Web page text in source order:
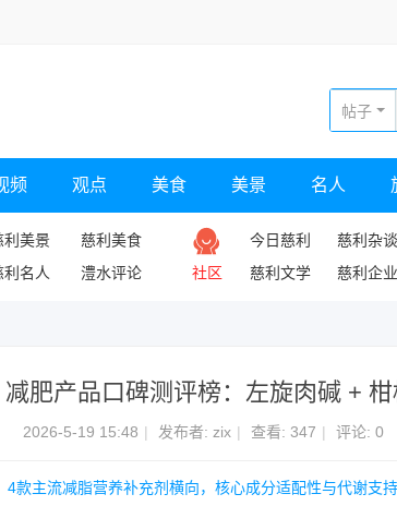
帖子
频 观点 美食 美景 名人
利美景
慈利美食
利名人 澧水评论 社区
今日慈利 慈利杂谈
慈利文学
慈利企业
肥产品口碑测评榜：左旋肉碱 +
2026-5-19 15:48 | 发布者: zix | 查看: 347 | 评论: 0
款主流减脂营养补充剂横向，核心成分适配性与代谢支